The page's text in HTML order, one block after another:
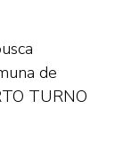
de
TURNO